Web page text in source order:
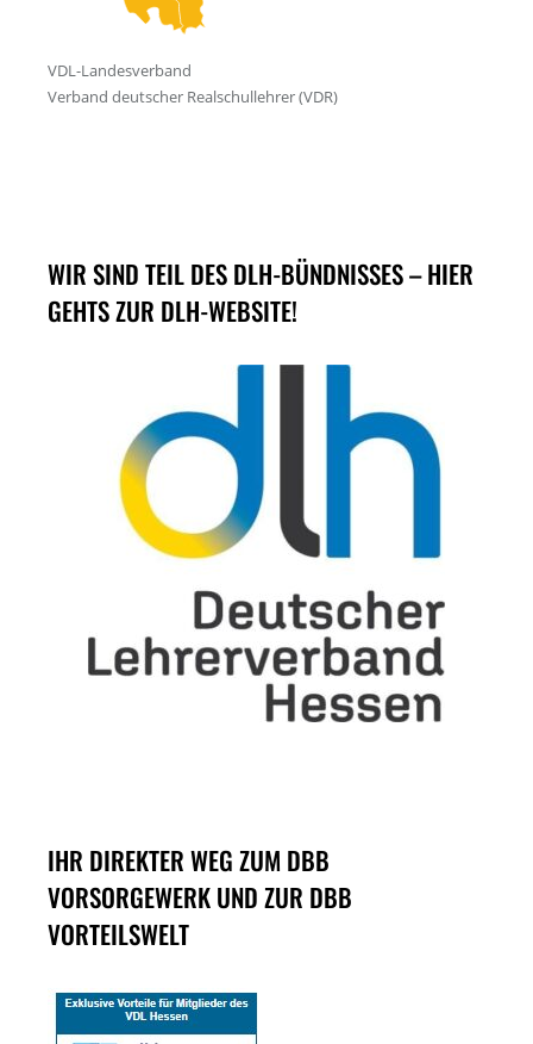
WIR SIND TEIL DES DLH-BÜNDNISSES – HIER
GEHTS ZUR DLH-WEBSITE!
IHR DIREKTER WEG ZUM DBB
VORSORGEWERK UND ZUR DBB
VORTEILSWELT